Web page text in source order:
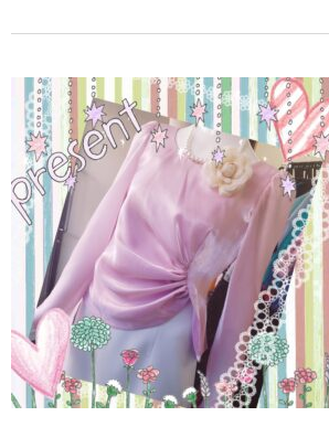
SERVICES
SHOP
CONTACT
RECRUIT
BLOG